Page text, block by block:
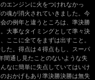
エンジンに火をつけれなかっ
魂が消火されていきました。今
の例年と違うところは、準決勝
大事なタイミングとして準々決
ここに全てをまずは出すこと。
た。得点は４得点もし、スーパ
間通し見たことのないような失
なに簡単に失点していてはいけ
おかげもあり準決勝決勝は無失